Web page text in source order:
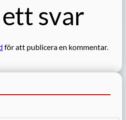
svar
för att publicera en kommentar.